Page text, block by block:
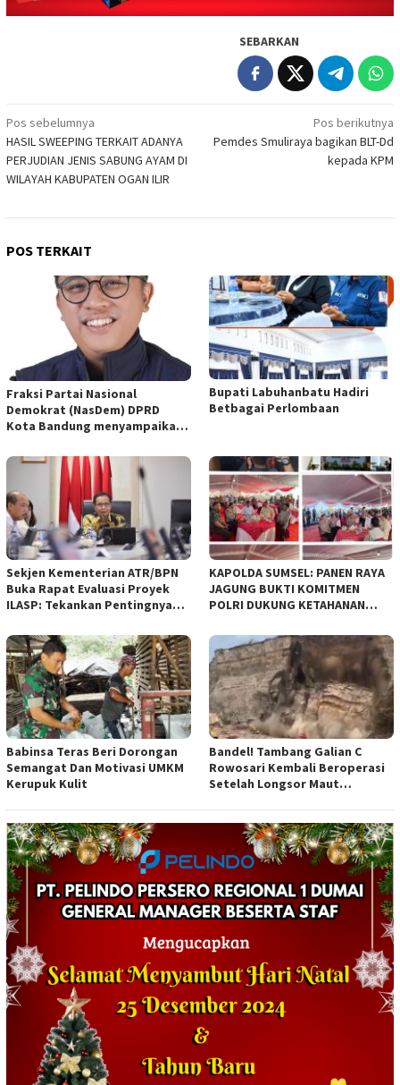
SEBARKAN
Navigasi
pos
Pos sebelumnya
HASIL SWEEPING TERKAIT ADANYA
PERJUDIAN JENIS SABUNG AYAM DI
WILAYAH KABUPATEN OGAN ILIR
Pos berikutnya
Pemdes Smuliraya bagikan BLT-Dd
kepada KPM
POS TERKAIT
Fraksi Partai Nasional
Demokrat (NasDem) DPRD
Kota Bandung menyampaikan
empat Rancangan Peraturan
Daerah (Raperda) yang
diajukan Pemerintah Kota
Bandung
Bupati Labuhanbatu Hadiri
Betbagai Perlombaan
Sekjen Kementerian ATR/BPN
Buka Rapat Evaluasi Proyek
ILASP: Tekankan Pentingnya
Anggaran
KAPOLDA SUMSEL: PANEN RAYA
JAGUNG BUKTI KOMITMEN
POLRI DUKUNG KETAHANAN
Babinsa Teras Beri Dorongan
Semangat Dan Motivasi UMKM
Kerupuk Kulit
Bandel! Tambang Galian C
Rowosari Kembali Beroperasi
Setelah Longsor Maut